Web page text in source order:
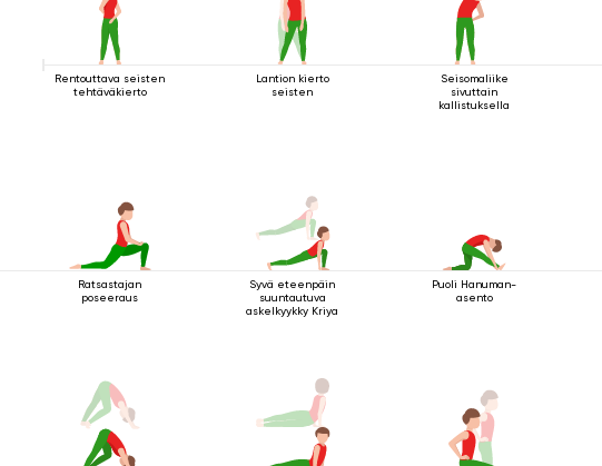
Rentouttava seisten
tehtäväkierto
Lantion kierto
seisten
Seisomaliike
sivuttain
kallistuksella
Ratsastajan
poseeraus
Syvä eteenpäin
suuntautuva
askelkyykky Kriya
Puoli Hanuman-
asento